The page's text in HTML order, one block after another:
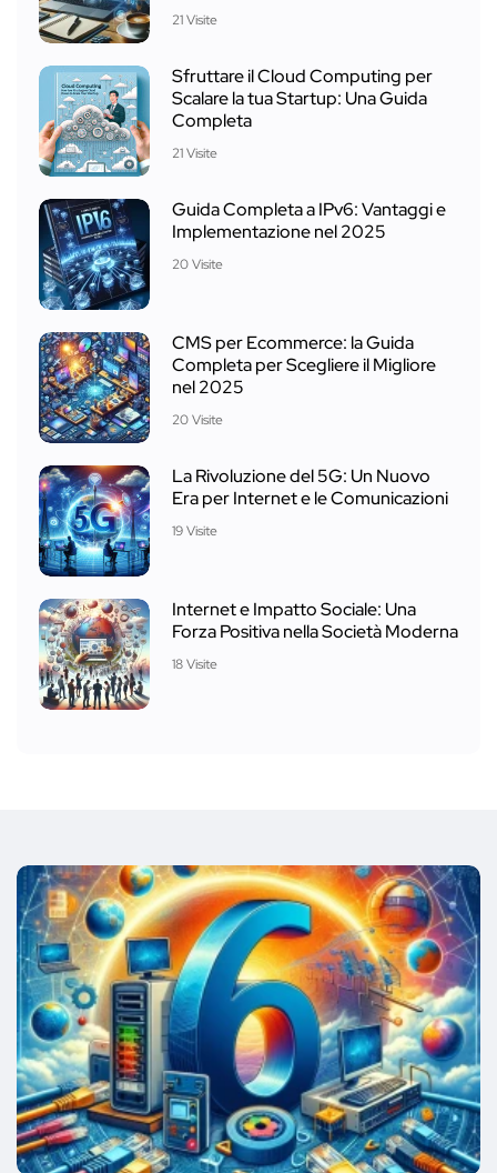
21 Visite
Sfruttare il Cloud Computing per
Scalare la tua Startup: Una Guida
Completa
21 Visite
Guida Completa a IPv6: Vantaggi e
Implementazione nel 2025
20 Visite
CMS per Ecommerce: la Guida
Completa per Scegliere il Migliore
nel 2025
20 Visite
La Rivoluzione del 5G: Un Nuovo
Era per Internet e le Comunicazioni
19 Visite
Internet e Impatto Sociale: Una
Forza Positiva nella Società Moderna
18 Visite